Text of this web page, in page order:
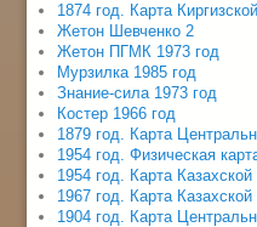
1874 год. Карта
Жетон Шевченко 2
Жетон ПГМК 1973 год
Мурзилка 1985 год
Знание-сила 1973 год
Костер 1966 год
1879 год. Карта
1954 год. Физическая
1954 год. Карта
1967 год. Карта
1904 год. Карта